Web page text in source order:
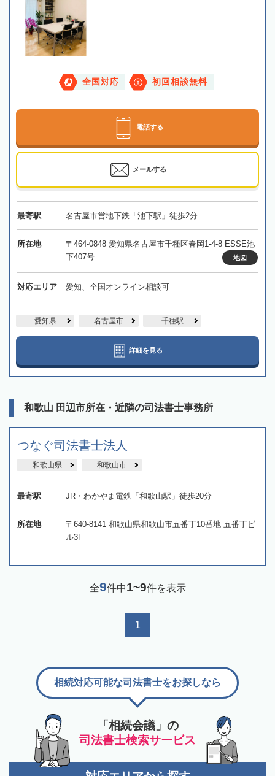
全国対応 初回相談無料
電話する
メールする
最寄駅 名古屋市営地下鉄「池下駅」徒歩2分
所在地
〒464-0848 愛知県名古屋市千種区春岡1-4-8 ESSE池
下407号
地図
対応エリア 愛知、全国オンライン相談可
愛知県 名古屋市 千種駅
詳細を見る
和歌山 田辺市所在・近隣の司法書士事務所
つなぐ司法書士法人
和歌山県 和歌山市
最寄駅 JR・わかやま電鉄「和歌山駅」徒歩20分
所在地
〒640-8141 和歌山県和歌山市五番丁10番地 五番丁ビ
ル3F
全9件中1~9件を表示
1
「相続会議」の
司法書士検索サービス
相続対応可能な司法書士をお探しなら